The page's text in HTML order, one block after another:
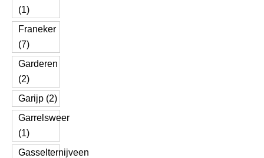
(1)
Franeker
(7)
Garderen
(2)
Garijp (2)
Garrelsweer
(1)
Gasselternijveen